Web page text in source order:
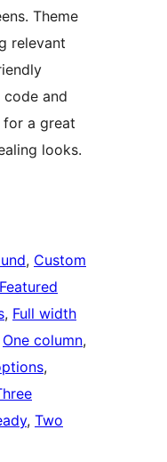
Theme
relevant
code and
for a great
looks.
, Custom
Featured
, Full width
One column
, Two